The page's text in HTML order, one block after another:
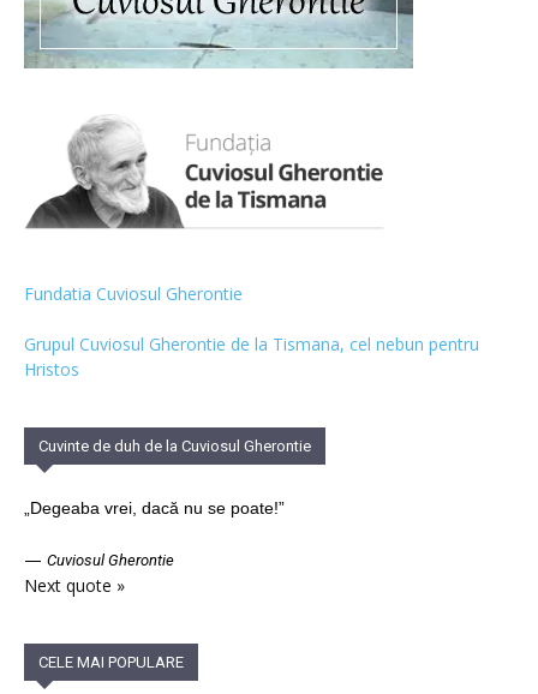
Fundatia Cuviosul Gherontie
Grupul Cuviosul Gherontie de la Tismana, cel nebun pentru
Hristos
Cuvinte de duh de la Cuviosul Gherontie
„Degeaba vrei, dacă nu se poate!”
— Cuviosul Gherontie
Next quote »
CELE MAI POPULARE